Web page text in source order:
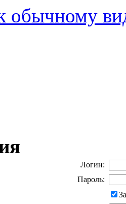
обычному
Логин:
Пароль: